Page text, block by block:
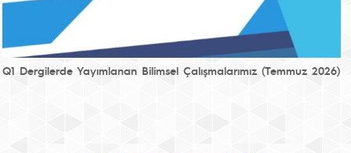
Q1 Dergilerde Yayımlanan Bilimsel Çalışmalarımız (Temmuz 2026)